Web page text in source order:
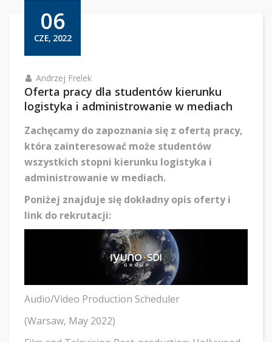
06
CZE, 2022
Andrzej Frelek
Oferta pracy dla studentów kierunku
logistyka i administrowanie w mediach
Zachęcamy do zapoznania się z ofertą pracy,
która zainteresować może studentów
wszystkich stopni kierunku logistyka i
administrowanie w mediach.
Poniżej znajduje się dokładny opis oferty i
link do rekrutacji:
Audio/Video Production Scheduler
(Warsaw, May 2022)